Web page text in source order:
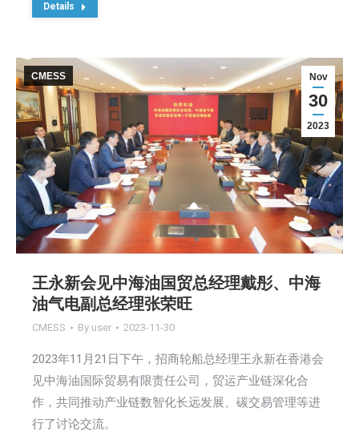
Details
Nov
30
2023
CMESS
王永新会见中海油国贸总经理戴彤、中海
油气电副总经理张荣旺
CMESS By user 2023-11-30
2023年11月21日下午，招商轮船总经理王永新在香港会
见中海油国际贸易有限责任公司，贸运产业链深化合
作，共同推动产业链数智化长远发展、碳交易管理等进
行了讨论交流。